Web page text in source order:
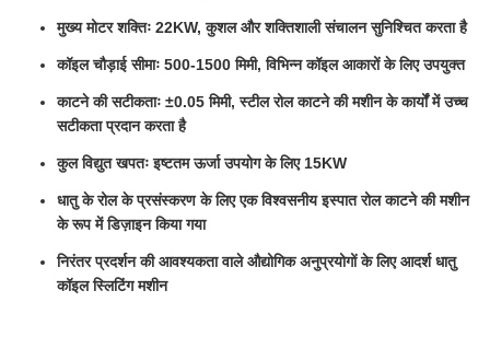
मुख्य मोटर शक्तिः 22KW, कुशल और शक्तिशाली संचालन सुनिश्चित करता है
कॉइल चौड़ाई सीमाः 500-1500 मिमी, विभिन्न कॉइल आकारों के लिए उपयुक्त
काटने की सटीकताः ±0.05 मिमी, स्टील रोल काटने की मशीन के कार्यों में उच्च
सटीकता प्रदान करता है
कुल विद्युत खपतः इष्टतम ऊर्जा उपयोग के लिए 15KW
धातु के रोल के प्रसंस्करण के लिए एक विश्वसनीय इस्पात रोल काटने की मशीन
के रूप में डिज़ाइन किया गया
निरंतर प्रदर्शन की आवश्यकता वाले औद्योगिक अनुप्रयोगों के लिए आदर्श धातु
कॉइल स्लिटिंग मशीन